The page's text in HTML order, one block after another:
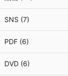
SNS (7)
PDF (6)
DVD (6)